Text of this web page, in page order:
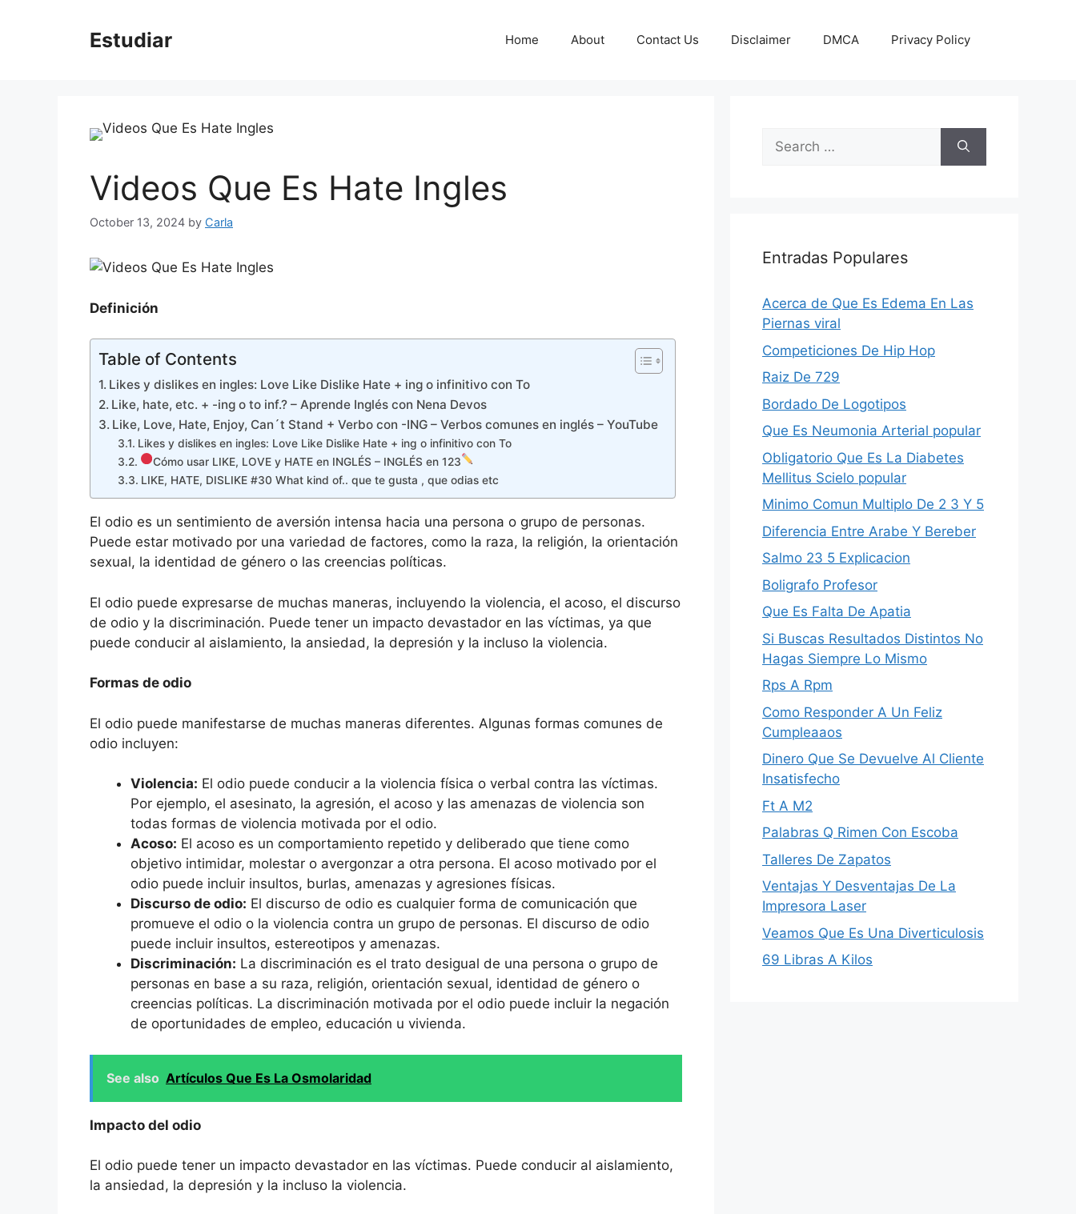
Estudiar Home About Contact Us Disclaimer DMCA Privacy Policy
Videos Que Es Hate Ingles
October 13, 2024 by Carla
Definición
Table of Contents
Likes y dislikes en ingles: Love Like Dislike Hate + ing o infinitivo con To
Like, hate, etc. + -ing o to inf.? – Aprende Inglés con Nena Devos
Like, Love, Hate, Enjoy, Can´t Stand + Verbo con -ING – Verbos comunes en inglés – YouTube
Likes y dislikes en ingles: Love Like Dislike Hate + ing o infinitivo con To
Cómo usar LIKE, LOVE y HATE en INGLÉS – INGLÉS en 123
LIKE, HATE, DISLIKE #30 What kind of.. que te gusta , que odias etc
El odio es un sentimiento de aversión intensa hacia una persona o grupo de personas.
Puede estar motivado por una variedad de factores, como la raza, la religión, la orientación
sexual, la identidad de género o las creencias políticas.
El odio puede expresarse de muchas maneras, incluyendo la violencia, el acoso, el discurso
de odio y la discriminación. Puede tener un impacto devastador en las víctimas, ya que
puede conducir al aislamiento, la ansiedad, la depresión y la incluso la violencia.
Formas de odio
El odio puede manifestarse de muchas maneras diferentes. Algunas formas comunes de
odio incluyen:
Violencia: El odio puede conducir a la violencia física o verbal contra las víctimas.
Por ejemplo, el asesinato, la agresión, el acoso y las amenazas de violencia son
todas formas de violencia motivada por el odio.
Acoso: El acoso es un comportamiento repetido y deliberado que tiene como
objetivo intimidar, molestar o avergonzar a otra persona. El acoso motivado por el
odio puede incluir insultos, burlas, amenazas y agresiones físicas.
Discurso de odio: El discurso de odio es cualquier forma de comunicación que
promueve el odio o la violencia contra un grupo de personas. El discurso de odio
puede incluir insultos, estereotipos y amenazas.
Discriminación: La discriminación es el trato desigual de una persona o grupo de
personas en base a su raza, religión, orientación sexual, identidad de género o
creencias políticas. La discriminación motivada por el odio puede incluir la negación
de oportunidades de empleo, educación u vivienda.
See also Artículos Que Es La Osmolaridad
Impacto del odio
El odio puede tener un impacto devastador en las víctimas. Puede conducir al aislamiento,
la ansiedad, la depresión y la incluso la violencia.
Search
for:
Entradas Populares
Acerca de Que Es Edema En Las
Piernas viral
Competiciones De Hip Hop
Raiz De 729
Bordado De Logotipos
Que Es Neumonia Arterial popular
Obligatorio Que Es La Diabetes
Mellitus Scielo popular
Minimo Comun Multiplo De 2 3 Y 5
Diferencia Entre Arabe Y Bereber
Salmo 23 5 Explicacion
Boligrafo Profesor
Que Es Falta De Apatia
Si Buscas Resultados Distintos No
Hagas Siempre Lo Mismo
Rps A Rpm
Como Responder A Un Feliz
Cumpleaaos
Dinero Que Se Devuelve Al Cliente
Insatisfecho
Ft A M2
Palabras Q Rimen Con Escoba
Talleres De Zapatos
Ventajas Y Desventajas De La
Impresora Laser
Veamos Que Es Una Diverticulosis
69 Libras A Kilos